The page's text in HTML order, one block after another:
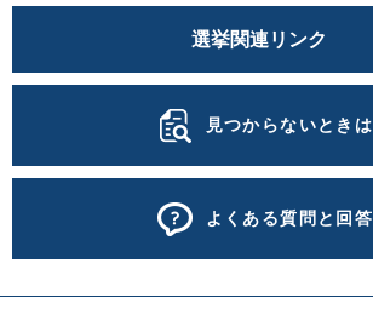
選挙関連リンク
見つからないときは
よくある質問と回答